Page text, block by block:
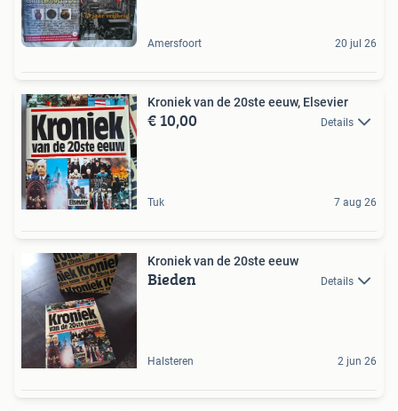
Amersfoort 20 jul 26
Kroniek van de 20ste eeuw, Elsevier
€ 10,00 Details
Tuk 7 aug 26
Kroniek van de 20ste eeuw
Bieden Details
Halsteren 2 jun 26